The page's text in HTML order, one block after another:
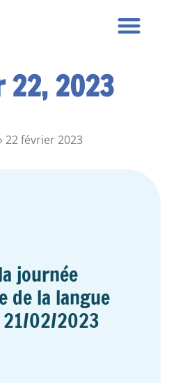
2023
22 février 2023
journée
de la langue
02/2023